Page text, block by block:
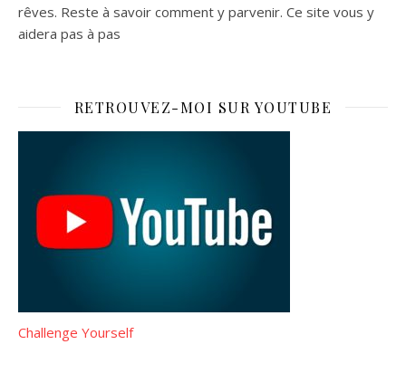
rêves. Reste à savoir comment y parvenir. Ce site vous y
aidera pas à pas
RETROUVEZ-MOI SUR YOUTUBE
Challenge Yourself